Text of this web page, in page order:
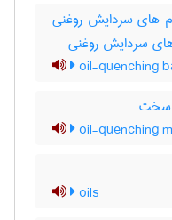
های سردایش روغنی
سردایش روغنی
oil-quenching
سخت
oil-quenching
oils